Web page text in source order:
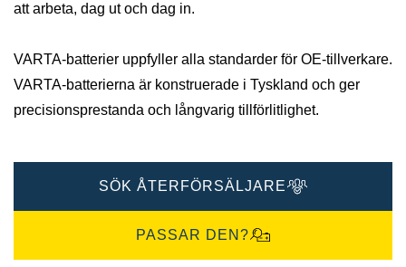
att arbeta, dag ut och dag in.
VARTA-batterier uppfyller alla standarder för OE-tillverkare.
VARTA-batterierna är konstruerade i Tyskland och ger
precisionsprestanda och långvarig tillförlitlighet.
SÖK ÅTERFÖRSÄLJARE
PASSAR DEN?